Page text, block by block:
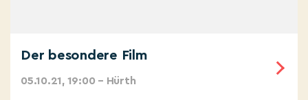
Der besondere Film
05.10.21, 19:00 – Hürth